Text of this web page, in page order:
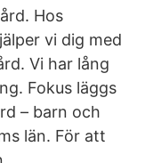
Hos
vi dig med
Vi har lång
Fokus läggs
– barn och
län. För att